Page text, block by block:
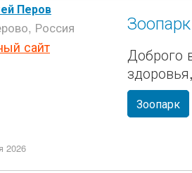
Перов
Россия
сайт
Зоопарк
Доброго
Зоопарк
2026